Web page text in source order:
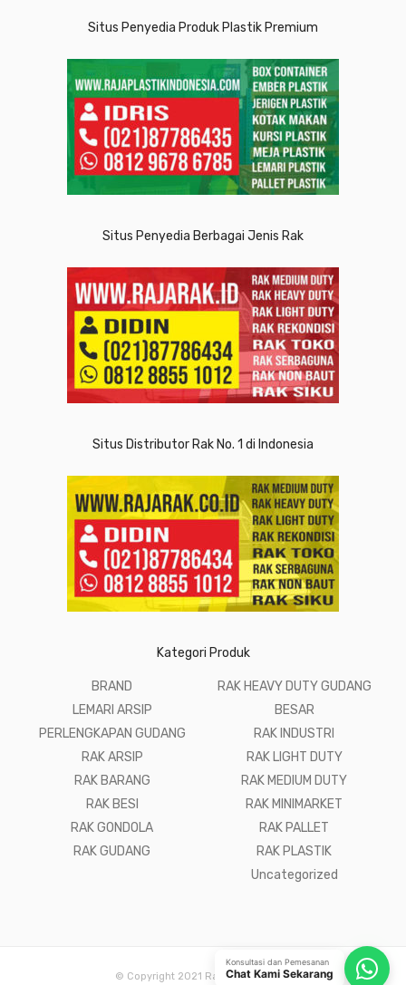
Situs Penyedia Produk Plastik Premium
Situs Penyedia Berbagai Jenis Rak
Situs Distributor Rak No. 1 di Indonesia
Kategori Produk
BRAND
LEMARI ARSIP
PERLENGKAPAN GUDANG
RAK ARSIP
RAK BARANG
RAK BESI
RAK GONDOLA
RAK GUDANG
RAK HEAVY DUTY GUDANG
BESAR
RAK INDUSTRI
RAK LIGHT DUTY
RAK MEDIUM DUTY
RAK MINIMARKET
RAK PALLET
RAK PLASTIK
Uncategorized
© Copyright 2021 Raja Rak Gudang
Konsultasi dan Pemesanan
Chat Kami Sekarang